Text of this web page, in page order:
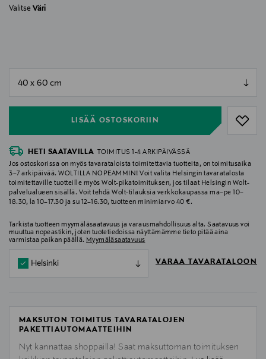
Valitse Väri
LISÄÄ OSTOSKORIIN
HETI SAATAVILLA
TOIMITUS 1-4 ARKIPÄIVÄSSÄ
Jos ostoskorissa on myös tavarataloista toimitettavia tuotteita, on toimitusaika
3–7 arkipäivää. WOLTILLA NOPEAMMIN! Voit valita Helsingin tavaratalosta
toimitettaville tuotteille myös Wolt-pikatoimituksen, jos tilaat Helsingin Wolt-
palvelualueen sisällä. Voit tehdä Wolt-tilauksia verkkokaupassa ma–pe 10–
18.30, la 10–17.30 ja su 12–16.30, tuotteen minimiarvo 40 €.
Tarkista tuotteen myymäläsaatavuus ja varausmahdollisuus alta. Saatavuus voi
muuttua nopeastikin, joten tuotetiedoissa näyttämämme tieto pitää aina
varmistaa paikan päällä. Myymäläsaatavuus
Helsinki VARAA TAVARATALOON
MAKSUTON TOIMITUS TAVARATALOJEN
PAKETTIAUTOMAATTEIHIN
Nyt kannattaa shoppailla! Saat maksuttoman toimituksen